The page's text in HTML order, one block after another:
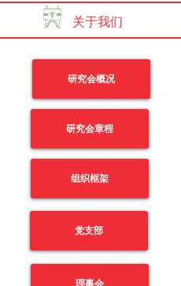
关于我们
研究会概况
研究会章程
组织框架
党支部
理事会